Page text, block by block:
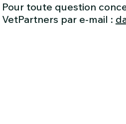
Pour toute question
VetPartners par e-mail :